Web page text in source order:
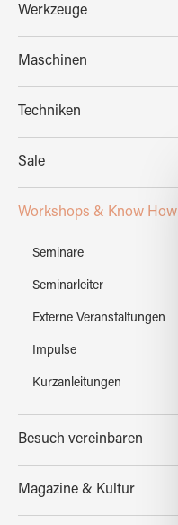
Werkzeuge
Maschinen
Techniken
Sale
Workshops & Know How
Seminare
Seminarleiter
Externe Veranstaltungen
Impulse
Kurzanleitungen
Besuch vereinbaren
Magazine & Kultur